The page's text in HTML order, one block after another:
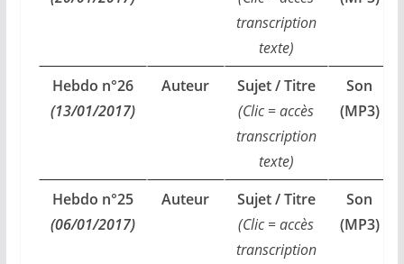
transcription
texte)
Hebdo n°26
(13/01/2017)
Auteur
Sujet / Titre
(Clic = accès
transcription
texte)
Son
(MP3)
Hebdo n°25
(06/01/2017)
Auteur
Sujet / Titre
(Clic = accès
transcription
Son
(MP3)